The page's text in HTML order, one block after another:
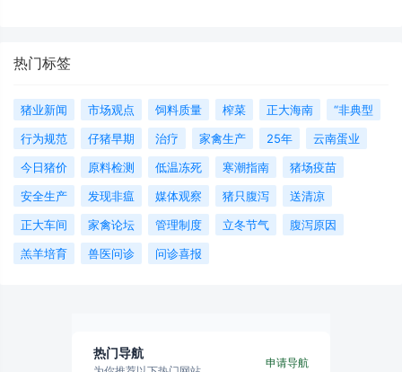
热门标签
猪业新闻 市场观点 饲料质量 榨菜 正大海南
“非典型
行为规范
仔猪早期 治疗 家禽生产 25年
云南蛋业
今日猪价
原料检测 低温冻死 寒潮指南
猪场疫苗
安全生产
发现非瘟 媒体观察 猪只腹泻
送清凉
正大车间
家禽论坛 管理制度 立冬节气
腹泻原因
羔羊培育
兽医问诊 问诊喜报
热门导航
申请导航